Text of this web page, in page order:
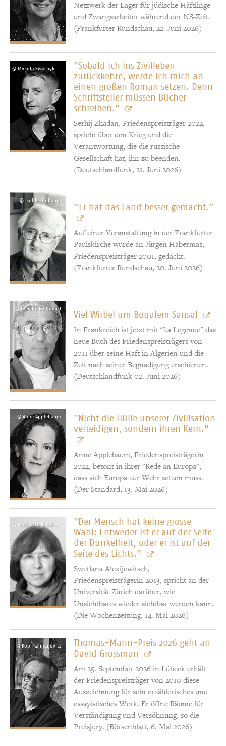
Netzwerk der Lager für jüdische Häftlinge
und Zwangsarbeiter während der NS-Zeit.
(Frankfurter Rundschau, 22. Juni 2026)
"Sobald ich ins Zivilleben
zurückkehre, werde ich mich an
einen großen Roman setzen. Denn
Schriftsteller müssen Bücher
schreiben."
Serhij Zhadan, Friedenspreisträger 2022,
spricht über den Krieg und die
Verantwortung, die die russische
Gesellschaft hat, ihn zu beenden.
(Deutschlandfunk, 21. Juni 2026)
© Isolde Ohlbaum
“Er hat das Land besser gemacht.”
Auf einer Veranstaltung in der Frankfurter
Paulskirche wurde an Jürgen Habermas,
Friedenspreisträger 2001, gedacht.
(Frankfurter Rundschau, 20. Juni 2026)
© C. Hélie Gallimard
Viel Wirbel um Boualem Sansal
In Frankreich ist jetzt mit "La Legende" das
neue Buch des Friedenspreisträgers von
2011 über seine Haft in Algerien und die
Zeit nach seiner Begnadigung erschienen.
(Deutschlandfunk 02. Juni 2026)
© Anne Applebaum
"Nicht die Hülle unserer Zivilisation
verteidigen, sondern ihren Kern."
Anne Applebaum, Friedenspreisträgerin
2024, betont in ihrer "Rede an Europa",
dass sich Europa zur Wehr setzen muss.
(Der Standard, 13. Mai 2026)
"Der Mensch hat keine grosse
Wahl: Entweder ist er auf der Seite
der Dunkelheit, oder er ist auf der
Seite des Lichts."
Swetlana Alexijewitsch,
Friedenspreisträgerin 2013, spricht an der
Universität Zürich darüber, wie
Unsichtbares wieder sichtbar werden kann.
(Die Wochenzeitung, 14. Mai 2026)
© Kobi Kalmanovitz
Thomas-Mann-Preis 2026 geht an
David Grossman
Am 25. September 2026 in Lübeck erhält
der Friedenspreisträger von 2010 diese
Auszeichnung für sein erzählerisches und
essayistisches Werk. Er öffne Räume für
Verständigung und Versöhnung, so die
Preisjury. (Börsenblatt, 6. Mai 2026)